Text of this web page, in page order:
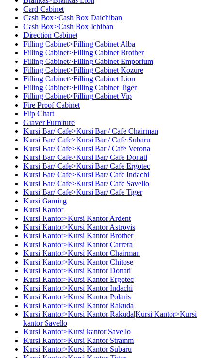
Card Cabinet
Cash Box>Cash Box Daichiban
Cash Box>Cash Box Ichiban
Direction Cabinet
Filling Cabinet>Filling Cabinet Alba
Filling Cabinet>Filling Cabinet Brother
Filling Cabinet>Filling Cabinet Emporium
Filling Cabinet>Filling Cabinet Kozure
Filling Cabinet>Filling Cabinet Lion
Filling Cabinet>Filling Cabinet Tiger
Filling Cabinet>Filling Cabinet Vip
Fire Proof Cabinet
Flip Chart
Graver Furniture
Kursi Bar/ Cafe>Kursi Bar / Cafe Chairman
Kursi Bar/ Cafe>Kursi Bar / Cafe Subaru
Kursi Bar/ Cafe>Kursi Bar / Cafe Verona
Kursi Bar/ Cafe>Kursi Bar/ Cafe Donati
Kursi Bar/ Cafe>Kursi Bar/ Cafe Ergotec
Kursi Bar/ Cafe>Kursi Bar/ Cafe Indachi
Kursi Bar/ Cafe>Kursi Bar/ Cafe Savello
Kursi Bar/ Cafe>Kursi Bar/ Cafe Tiger
Kursi Gaming
Kursi Kantor
Kursi Kantor>Kursi Kantor Ardent
Kursi Kantor>Kursi Kantor Astrovis
Kursi Kantor>Kursi Kantor Brother
Kursi Kantor>Kursi Kantor Carrera
Kursi Kantor>Kursi Kantor Chairman
Kursi Kantor>Kursi Kantor Chitose
Kursi Kantor>Kursi Kantor Donati
Kursi Kantor>Kursi Kantor Ergotec
Kursi Kantor>Kursi Kantor Indachi
Kursi Kantor>Kursi Kantor Polaris
Kursi Kantor>Kursi Kantor Rakuda
Kursi Kantor>Kursi Kantor Rakuda|Kursi Kantor>Kursi
kantor Savello
Kursi Kantor>Kursi kantor Savello
Kursi Kantor>Kursi Kantor Stramm
Kursi Kantor>Kursi Kantor Subaru